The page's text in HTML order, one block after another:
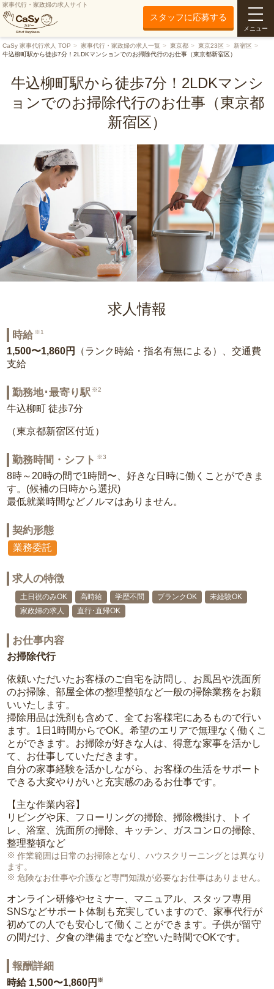
家事代行・家政婦の求人サイト
スタッフに応募する
メニュー
CaSy 家事代行求人 TOP 家事代行・家政婦の求人一覧 東京都 東京23区
新宿区
牛込柳町駅から徒歩7分！2LDKマンションでのお掃除代行のお仕事（東京都新宿区）
牛込柳町駅から徒歩7分！2LDKマンシ
ョンでのお掃除代行のお仕事（東京都
新宿区）
求人情報
時給 ※1
1,500〜1,860円
（ランク時給・指名有無による）、交通費
支給
勤務地･最寄り駅 ※2
牛込柳町 徒歩7分
（東京都新宿区付近）
勤務時間・シフト ※3
8時～20時の間で1時間〜、好きな日時に働くことができま
す。(候補の日時から選択)
最低就業時間などノルマはありません。
契約形態
業務委託
求人の特徴
土日祝のみOK 高時給 学歴不問 ブランクOK
未経験OK
家政婦の求人
直行･直帰OK
お仕事内容
お掃除代行
依頼いただいたお客様のご自宅を訪問し、お風呂や洗面所
のお掃除、部屋全体の整理整頓など一般の掃除業務をお願
いいたします。
掃除用品は洗剤も含めて、全てお客様宅にあるもので行い
ます。1日1時間からでOK。希望のエリアで無理なく働くこ
とができます。お掃除が好きな人は、得意な家事を活かし
て、お仕事していただきます。
自分の家事経験を活かしながら、お客様の生活をサポート
できる大変やりがいと充実感のあるお仕事です。
【主な作業内容】
リビングや床、フローリングの掃除、掃除機掛け、トイ
レ、浴室、洗面所の掃除、キッチン、ガスコンロの掃除、
整理整頓など
作業範囲は日常のお掃除となり、ハウスクリーニングとは異なり
ます。
危険なお仕事や介護など専門知識が必要なお仕事はありません。
オンライン研修やセミナー、マニュアル、スタッフ専用
SNSなどサポート体制も充実していますので、家事代行が
初めての人でも安心して働くことができます。子供が留守
の間だけ、夕食の準備までなど空いた時間でOKです。
報酬詳細
時給 1,500〜1,860円 ※